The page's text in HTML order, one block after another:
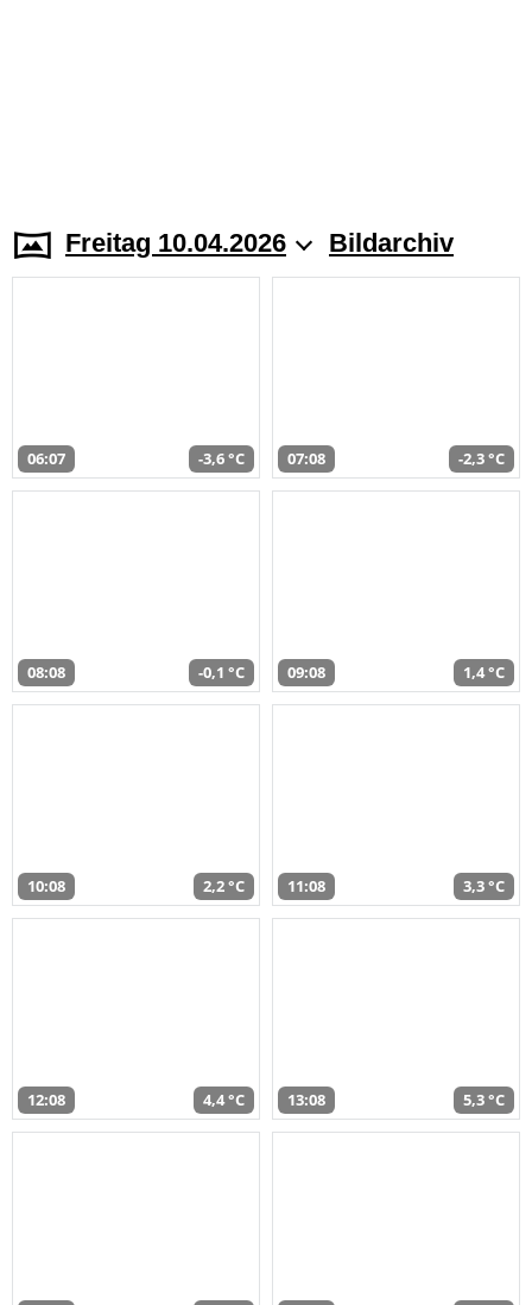
Freitag 10.04.2026 Bildarchiv
06:07 -3,6 °C 07:08 -2,3 °C
08:08 -0,1 °C 09:08 1,4 °C
10:08 2,2 °C 11:08 3,3 °C
12:08 4,4 °C 13:08 5,3 °C